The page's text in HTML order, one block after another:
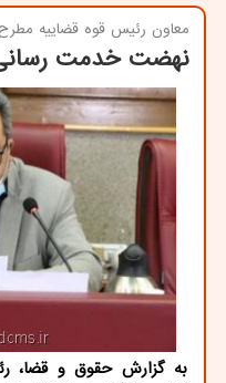
معاون رئیس قوه قضاییه
نهضت خدمت رسانی
به گزارش حقوق و قضا،